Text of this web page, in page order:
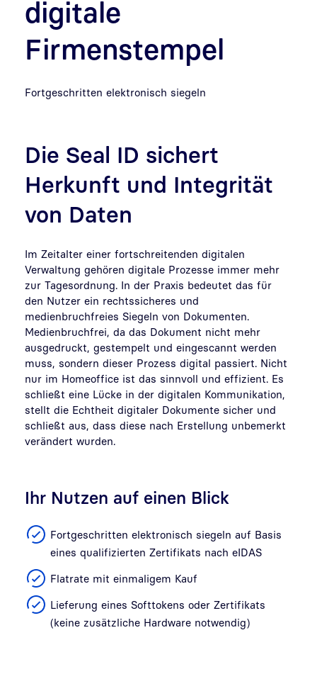
digitale
Firmenstempel
Fortgeschritten elektronisch siegeln
Die Seal ID sichert
Herkunft und Integrität
von Daten
Im Zeitalter einer fortschreitenden digitalen
Verwaltung gehören digitale Prozesse immer mehr
zur Tagesordnung. In der Praxis bedeutet das für
den Nutzer ein rechtssicheres und
medienbruchfreies Siegeln von Dokumenten.
Medienbruchfrei, da das Dokument nicht mehr
ausgedruckt, gestempelt und eingescannt werden
muss, sondern dieser Prozess digital passiert. Nicht
nur im Homeoffice ist das sinnvoll und effizient. Es
schließt eine Lücke in der digitalen Kommunikation,
stellt die Echtheit digitaler Dokumente sicher und
schließt aus, dass diese nach Erstellung unbemerkt
verändert wurden.
Ihr Nutzen auf einen Blick
Fortgeschritten elektronisch siegeln auf Basis
eines qualifizierten Zertifikats nach eIDAS
Flatrate mit einmaligem Kauf
Lieferung eines Softtokens oder Zertifikats
(keine zusätzliche Hardware notwendig)